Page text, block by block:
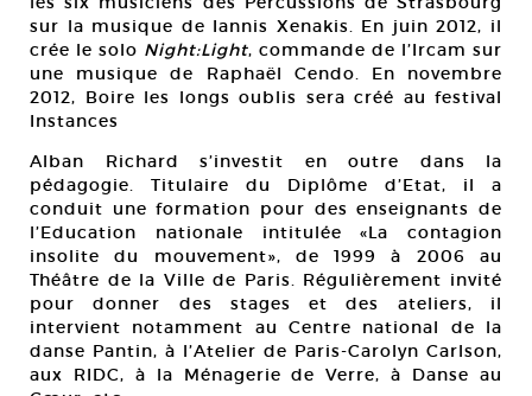
sur la musique de Iannis Xenakis. En juin 2012, il
crée le solo Night:Light, commande de l’Ircam sur
une musique de Raphaël Cendo. En novembre
2012, Boire les longs oublis sera créé au festival
Instances
Alban Richard s’investit en outre dans la
pédagogie. Titulaire du Diplôme d’Etat, il a
conduit une formation pour des enseignants de
l’Education nationale intitulée «La contagion
insolite du mouvement», de 1999 à 2006 au
Théâtre de la Ville de Paris. Régulièrement invité
pour donner des stages et des ateliers, il
intervient notamment au Centre national de la
danse Pantin, à l’Atelier de Paris-Carolyn Carlson,
aux RIDC, à la Ménagerie de Verre, à Danse au